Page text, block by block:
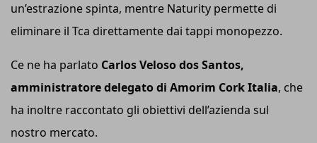
un’estrazione spinta, mentre Naturity permette di
eliminare il Tca direttamente dai tappi monopezzo.
Ce ne ha parlato Carlos Veloso dos Santos,
amministratore delegato di Amorim Cork Italia, che
ha inoltre raccontato gli obiettivi dell’azienda sul
nostro mercato.